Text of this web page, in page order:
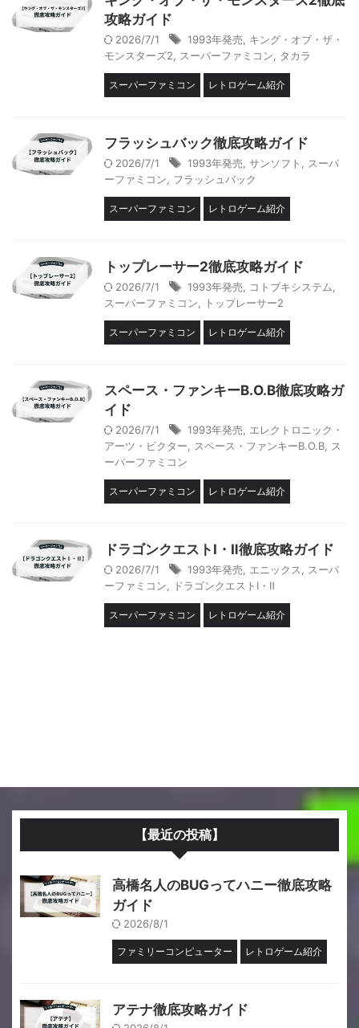
攻略ガイド
2026/7/1 1993年発売
キング・オブ・ザ・
モンスターズ2
スーパーファミコン タカラ
スーパーファミコン レトロゲーム紹介
フラッシュバック徹底攻略ガイド
2026/7/1 1993年発売 サンソフト
スーパ
ーファミコン
フラッシュバック
スーパーファミコン レトロゲーム紹介
トップレーサー2徹底攻略ガイド
2026/7/1 1993年発売 コトブキシステム
スーパーファミコン
トップレーサー2
スーパーファミコン レトロゲーム紹介
スペース・ファンキーB.O.B徹底攻略ガ
イド
2026/7/1 1993年発売
エレクトロニック・
アーツ・ビクター
スペース・ファンキーB.O.B
ス
ーパーファミコン
スーパーファミコン レトロゲーム紹介
ドラゴンクエストⅠ・Ⅱ徹底攻略ガイド
2026/7/1 1993年発売 エニックス
スーパ
ーファミコン
ドラゴンクエストⅠ・Ⅱ
スーパーファミコン レトロゲーム紹介
【最近の投稿】
高橋名人のBUGってハニー徹底攻略
ガイド
2026/8/1
ファミリーコンピューター レトロゲーム紹介
アテナ徹底攻略ガイド